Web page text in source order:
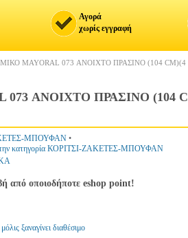
Αγορά
χωρίς εγγραφή
MAYORAL 073 ΑΝΟΙΧΤΟ ΠΡΑΣΙΝΟ (104
073 ΑΝΟΙΧΤΟ ΠΡΑΣΙΝΟ (104
ΜΠΟΥΦΑΝ •
κατηγορία ΚΟΡΙΤΣΙ-ΖΑΚΕΤΕΣ-ΜΠΟΥΦΑΝ
από οποιοδήποτε eshop point!
ξαναγίνει διαθέσιμο